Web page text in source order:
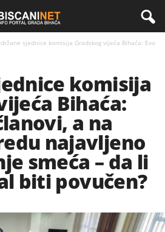
sjednice komisija Gradskog vijeća Bihaća: Evo
komisija
Bihaća:
a na
najavljeno
smeća – da li
biti povučen?